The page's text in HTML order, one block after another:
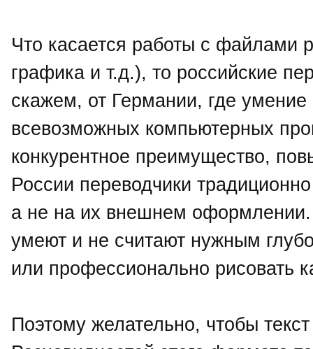
Что касается работы с файлами
графика и т.д.), то российские
скажем, от Германии, где
всевозможных компьютерных
конкурентное преимущество,
России переводчики
а не на их внешнем
умеют и не считают нужным
или профессионально рисовать
Поэтому желательно, чтобы